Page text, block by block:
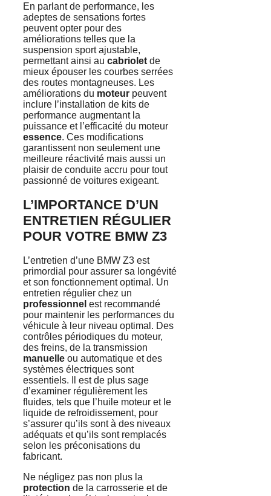
En parlant de performance, les
adeptes de sensations fortes
peuvent opter pour des
améliorations telles que la
suspension sport ajustable,
permettant ainsi au cabriolet de
mieux épouser les courbes serrées
des routes montagneuses. Les
améliorations du moteur peuvent
inclure l’installation de kits de
performance augmentant la
puissance et l’efficacité du moteur
essence. Ces modifications
garantissent non seulement une
meilleure réactivité mais aussi un
plaisir de conduite accru pour tout
passionné de voitures exigeant.
L’IMPORTANCE D’UN
ENTRETIEN RÉGULIER
POUR VOTRE BMW Z3
L’entretien d’une BMW Z3 est
primordial pour assurer sa longévité
et son fonctionnement optimal. Un
entretien régulier chez un
professionnel est recommandé
pour maintenir les performances du
véhicule à leur niveau optimal. Des
contrôles périodiques du moteur,
des freins, de la transmission
manuelle ou automatique et des
systèmes électriques sont
essentiels. Il est de plus sage
d’examiner régulièrement les
fluides, tels que l’huile moteur et le
liquide de refroidissement, pour
s’assurer qu’ils sont à des niveaux
adéquats et qu’ils sont remplacés
selon les préconisations du
fabricant.
Ne négligez pas non plus la
protection de la carrosserie et de